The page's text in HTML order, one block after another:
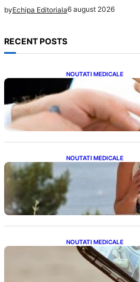
byEchipa Editoriala6 august 2026
RECENT POSTS
NOUTATI MEDICALE
Acordul
Analiză
Condițiilor
NOUTATI MEDICALE
Nașterea
alegere plină de
regală britanică
NOUTATI MEDICALE
Revoluția
Avantaje,
Energetice